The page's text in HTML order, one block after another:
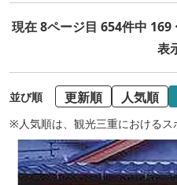
現在 8ページ目 654件中
表
並び順 更新順 人気順
※人気順は、観光三重における